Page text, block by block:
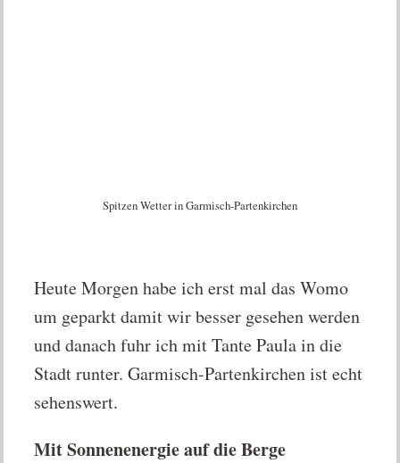
Spitzen Wetter in Garmisch-Partenkirchen
Heute Morgen habe ich erst mal das Womo
um geparkt damit wir besser gesehen werden
und danach fuhr ich mit Tante Paula in die
Stadt runter. Garmisch-Partenkirchen ist echt
sehenswert.
Mit Sonnenenergie auf die Berge